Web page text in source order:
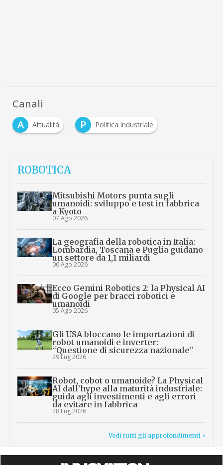
Canali
A
Attualità P Politica industriale
ROBOTICA
Mitsubishi Motors punta sugli
umanoidi: sviluppo e test in fabbrica
a Kyoto
07 Ago 2026
La geografia della robotica in Italia:
Lombardia, Toscana e Puglia guidano
un settore da 1,1 miliardi
06 Ago 2026
Ecco Gemini Robotics 2: la Physical AI
di Google per bracci robotici e
umanoidi
05 Ago 2026
Gli USA bloccano le importazioni di
robot umanoidi e inverter:
“Questione di sicurezza nazionale”
29 Lug 2026
Robot, cobot o umanoide? La Physical
AI dall’hype alla maturità industriale:
guida agli investimenti e agli errori
da evitare in fabbrica
28 Lug 2026
Vedi tutti gli approfondimenti >